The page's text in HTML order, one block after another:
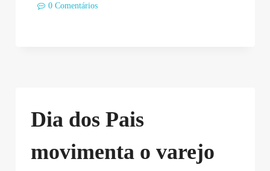
0 Comentários
Dia dos Pais
movimenta o varejo